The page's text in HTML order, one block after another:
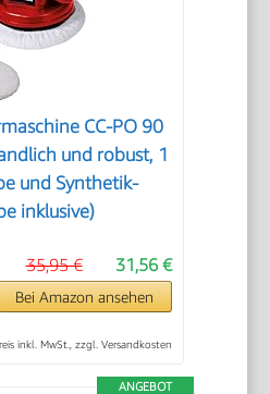
CC-PO 90
und robust, 1
und Synthetik-
inklusive)
31,56 €
35,95 €
Bei Amazon ansehen
inkl. MwSt., zzgl. Versandkosten
ANGEBOT